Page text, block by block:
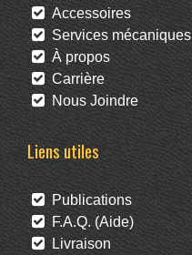
Accessoires
Services mécaniques
À propos
Carrière
Nous Joindre
Liens utiles
Publications
F.A.Q. (Aide)
Livraison